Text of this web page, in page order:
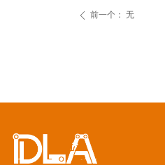
ꄴ 前一个： 无